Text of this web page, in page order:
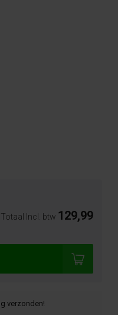
Totaal Incl. btw 129,99
verzonden!